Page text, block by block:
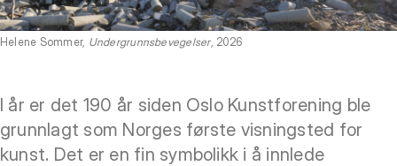
Helene Sommer, Undergrunnsbevegelser, 2026
I år er det 190 år siden Oslo Kunstforening ble
grunnlagt som Norges første visningsted for
kunst. Det er en fin symbolikk i å innlede